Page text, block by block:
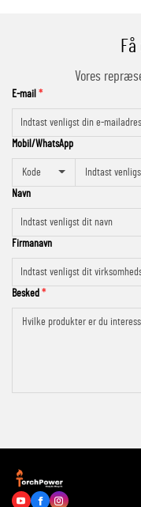
Vores
E-mail
Mobil/WhatsApp
Kode
Navn
Firmanavn
Besked